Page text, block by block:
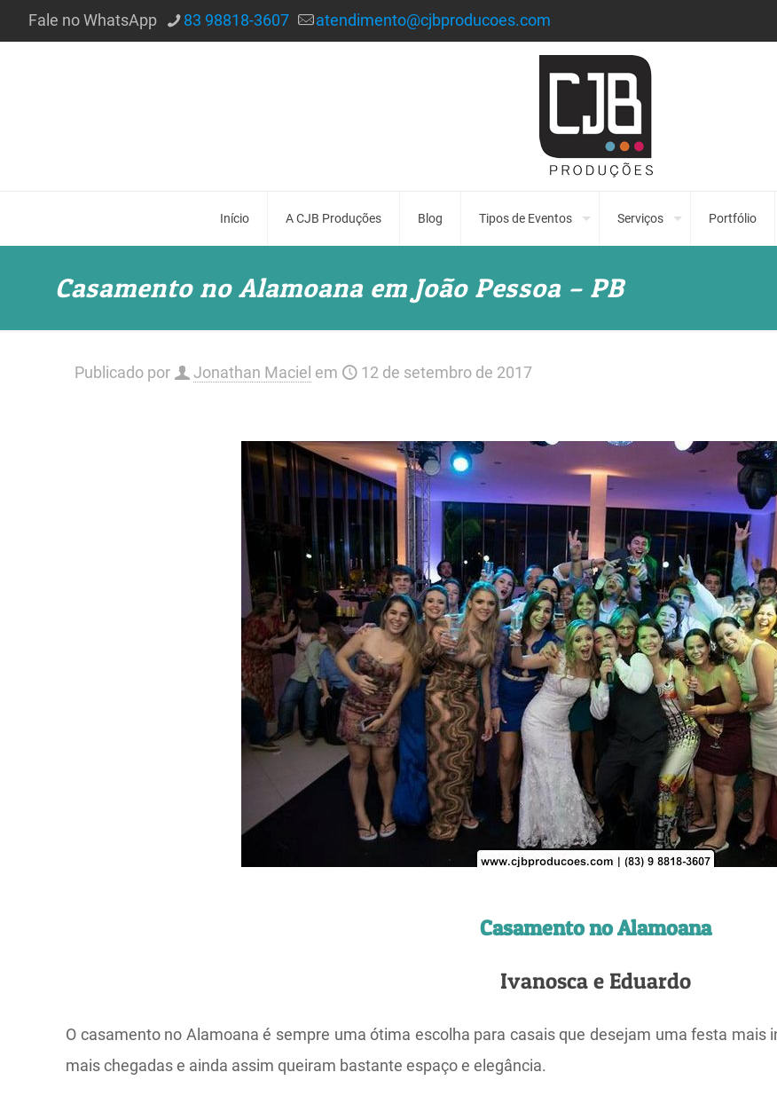
Fale no WhatsApp 83 98818-3607 atendimento@cjbproducoes.com
Início A CJB Produções Blog Tipos de Eventos Serviços Portfólio
Casamento no Alamoana em João Pessoa – PB
Publicado por Jonathan Maciel em 12 de setembro de 2017
Casamento no Alamoana
Ivanosca e Eduardo
O casamento no Alamoana é sempre uma ótima escolha para casais que desejam uma festa
mais chegadas e ainda assim queiram bastante espaço e elegância.